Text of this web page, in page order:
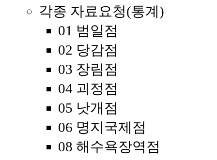
각종 자료요청(통계)
01 범일점
02 당감점
03 장림점
04 괴정점
05 낫개점
06 명지국제점
08 해수욕장역점